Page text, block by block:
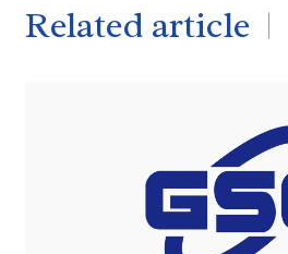
Related article